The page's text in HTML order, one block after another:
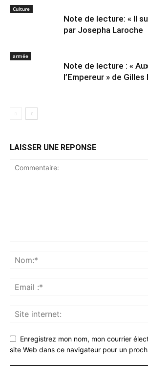
Culture
Note de lecture: « Il
par Josepha Laroche
armée
Note de lecture : «
l’Empereur » de Gilles
LAISSER UNE REPONSE
Enregistrez mon nom, mon courrier
site Web dans ce navigateur pour un